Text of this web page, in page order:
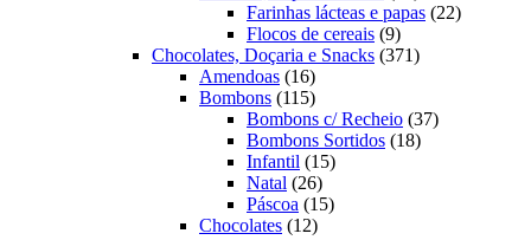
produtos
Farinhas lácteas e papas 2222
Flocos de cereais 99
produtos
Chocolates, Doçaria e Snacks 371371
Amendoas 1616
produtos
Bombons 115115
produtos
Bombons c/ Recheio 3737
Bombons Sortidos 1818
Infantil 1515
Natal 2626
produtos
Páscoa 1515
Chocolates 1212